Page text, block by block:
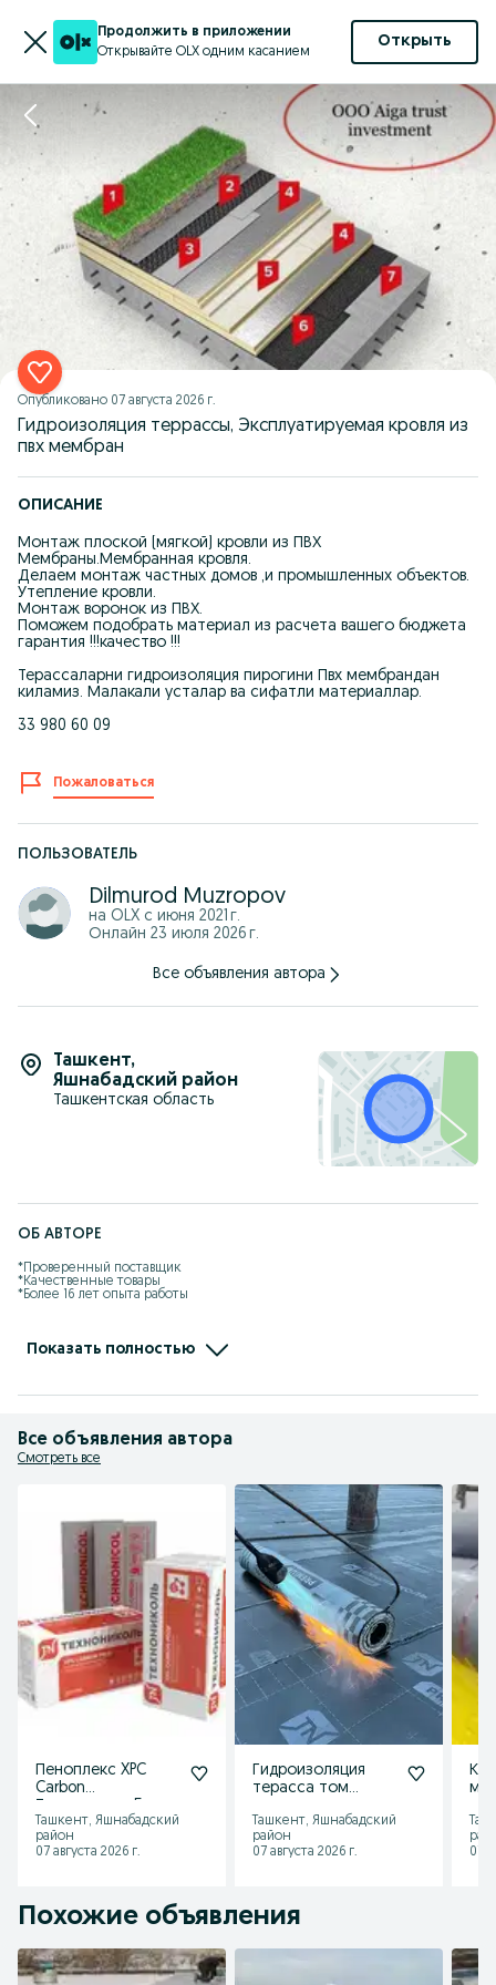
Продолжить в приложении
Открывайте OLX одним касанием
Открыть
Опубликовано 07 августа 2026 г.
Гидроизоляция террассы, Эксплуатируемая кровля из
пвх мембран
ОПИСАНИЕ
Монтаж плоской (мягкой) кровли из ПВХ
Мембраны.Мембранная кровля.
Делаем монтаж частных домов ,и промышленных объектов.
Утепление кровли.
Монтаж воронок из ПВХ.
Поможем подобрать материал из расчета вашего бюджета
гарантия !!!качество !!!
Терассаларни гидроизоляция пирогини Пвх мембрандан
киламиз. Малакали усталар ва сифатли материаллар.
33 980 60 09
Пожаловаться
ПОЛЬЗОВАТЕЛЬ
Dilmurod Muzropov
на OLX с июня 2021 г.
Онлайн 23 июля 2026 г.
Все объявления автора
Ташкент,
Яшнабадский район
Ташкентская область
ОБ АВТОРЕ
*Проверенный поставщик
*Качественные товары
*Более 16 лет опыта работы
Telegram
Показать полностью
Все объявления автора
Смотреть все
Пеноплекс XPC
Carbon
prof
Ташкент, Яшнабадский
район
07 августа 2026 г.
Гидроизоляция
терасса том
Ташкент
Ташкент, Яшнабадский
район
07 августа 2026 г.
07
Похожие объявления